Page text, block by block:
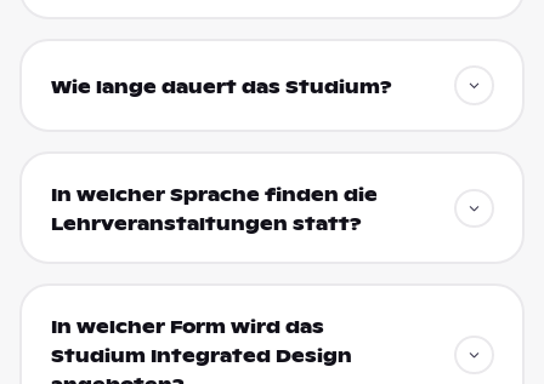
Wie lange dauert das Studium?
In welcher Sprache finden die
Lehrveranstaltungen statt?
In welcher Form wird das
Studium Integrated Design